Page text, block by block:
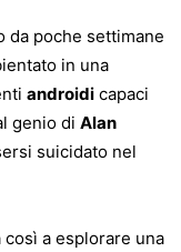
da poche settimane
in una
androidi capaci
genio di Alan
suicidato nel
a esplorare una